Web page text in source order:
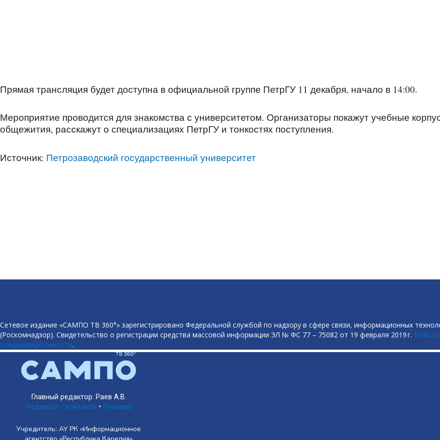
Прямая трансляция будет доступна в официальной группе ПетрГУ 11 декабря, начало в 14:00.
Мероприятие проводится для знакомства с университетом. Организаторы покажут учебные
общежития, расскажут о специализациях ПетрГУ и тонкостях поступления.
Источник: Петрозаводский государственный университет
Сетевое издание «САМПО ТВ 360°» зарегистрировано Федеральной службой по надзору в сфере связи, информационных
(Роскомнадзор). Свидетельство о регистрации средства массовой информации ЭЛ № ФС 77 – 75082 от 19 февраля 2019 г.
конфиденциальности.
Главный редактор: Раев А.В.
Редакция / контакты • Реклама
Учредитель: АУ РК «Информационное